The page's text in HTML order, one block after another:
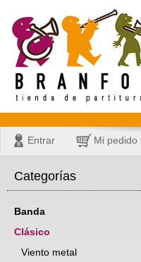
Entrar Mi pedido
Categorías
Banda
Clásico
Viento metal